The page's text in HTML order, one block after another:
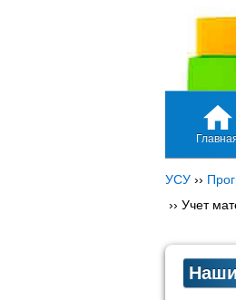
УСУ ››
›› Учет